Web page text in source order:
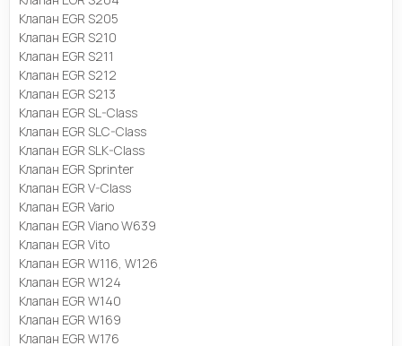
Клапан EGR S205
Клапан EGR S210
Клапан EGR S211
Клапан EGR S212
Клапан EGR S213
Клапан EGR SL-Class
Клапан EGR SLC-Class
Клапан EGR SLK-Class
Клапан EGR Sprinter
Клапан EGR V-Class
Клапан EGR Vario
Клапан EGR Viano W639
Клапан EGR Vito
Клапан EGR W116, W126
Клапан EGR W124
Клапан EGR W140
Клапан EGR W169
Клапан EGR W176